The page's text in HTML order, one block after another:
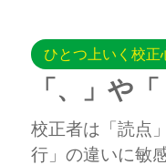
ひとつ上いく校正
「、」や
校正者は「読点
行」の違いに敏